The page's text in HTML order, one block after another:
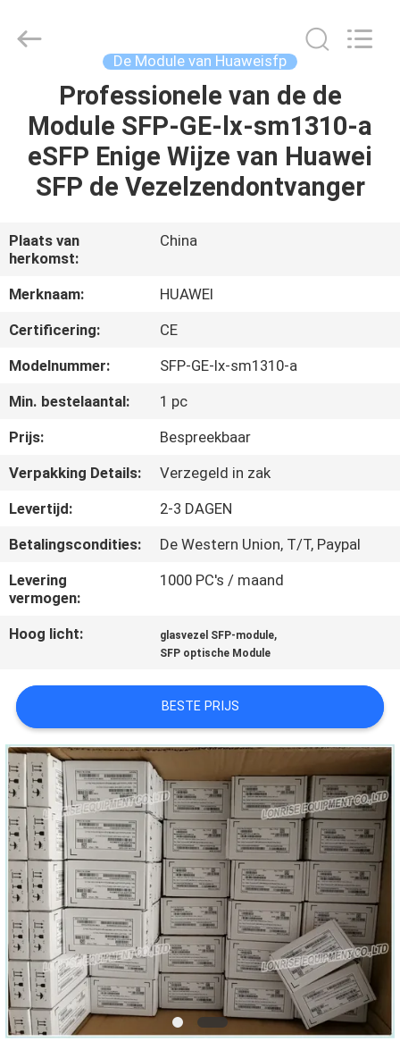
PRODUCTEN
OVER
ONS
FABRIEKSTOCHT
KWALITEITSCONTROLE
NEEM
CONTACT
ONS
OP
NIEUWS
GEVALLEN
SITEMAP
PRIVACYBELEID
Ltd..
De Module van Huaweisfp
Professionele van de de
Module SFP-GE-lx-sm1310-a
eSFP Enige Wijze van Huawei
SFP de Vezelzendontvanger
Plaats van
herkomst:
China
Merknaam:
HUAWEI
Certificering:
CE
Modelnummer:
SFP-GE-lx-sm1310-a
Min. bestelaantal:
1 pc
Prijs:
Bespreekbaar
Verpakking Details:
Verzegeld in zak
Levertijd:
2-3 DAGEN
Betalingscondities:
De Western Union, T/T, Paypal
Levering
vermogen:
1000 PC's / maand
Hoog licht: glasvezel SFP-module,
SFP optische Module
BESTE PRIJS